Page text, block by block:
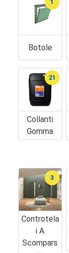
Botole
1
Collanti
Gomma
21
Controtela
I A
Scompars
3